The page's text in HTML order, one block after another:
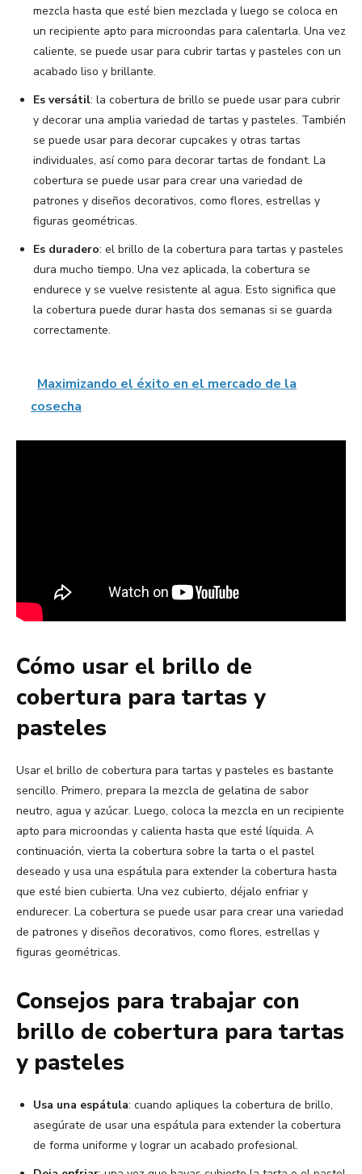
mezcla hasta que esté bien mezclada y luego se coloca en
un recipiente apto para microondas para calentarla. Una vez
caliente, se puede usar para cubrir tartas y pasteles con un
acabado liso y brillante.
Es versátil: la cobertura de brillo se puede usar para cubrir
y decorar una amplia variedad de tartas y pasteles. También
se puede usar para decorar cupcakes y otras tartas
individuales, así como para decorar tartas de fondant. La
cobertura se puede usar para crear una variedad de
patrones y diseños decorativos, como flores, estrellas y
figuras geométricas.
Es duradero: el brillo de la cobertura para tartas y pasteles
dura mucho tiempo. Una vez aplicada, la cobertura se
endurece y se vuelve resistente al agua. Esto significa que
la cobertura puede durar hasta dos semanas si se guarda
correctamente.
Maximizando el éxito en el mercado de la
cosecha
Cómo usar el brillo de
cobertura para tartas y
pasteles
Usar el brillo de cobertura para tartas y pasteles es bastante
sencillo. Primero, prepara la mezcla de gelatina de sabor
neutro, agua y azúcar. Luego, coloca la mezcla en un recipiente
apto para microondas y calienta hasta que esté líquida. A
continuación, vierta la cobertura sobre la tarta o el pastel
deseado y usa una espátula para extender la cobertura hasta
que esté bien cubierta. Una vez cubierto, déjalo enfriar y
endurecer. La cobertura se puede usar para crear una variedad
de patrones y diseños decorativos, como flores, estrellas y
figuras geométricas.
Consejos para trabajar con
brillo de cobertura para tartas
y pasteles
Usa una espátula: cuando apliques la cobertura de brillo,
asegúrate de usar una espátula para extender la cobertura
de forma uniforme y lograr un acabado profesional.